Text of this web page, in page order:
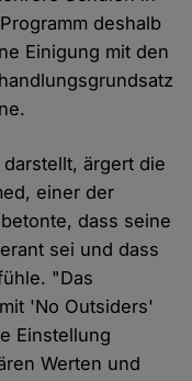
deshalb
Einigung mit den
ärgert die
einer der
dass seine
sei und dass
"Das
'No Outsiders'
Einstellung
Werten und